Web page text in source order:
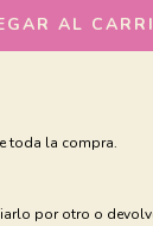
toda la compra.
por otro o